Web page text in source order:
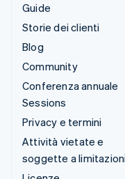
Guide
Storie dei clienti
Blog
Community
Conferenza annuale
Sessions
Privacy e termini
Attività vietate e
soggette a